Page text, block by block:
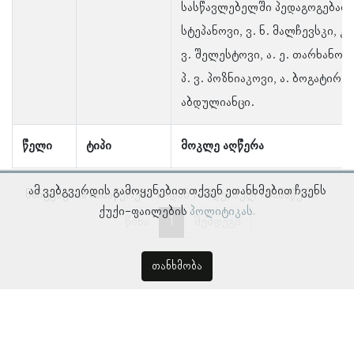
წელი ტიპი მოკლე აღწერა
სასწავლებელში პედაგოგებად
სტეპანოვი, ვ. ნ. მალჩევსკი,
ვ. შელესტოვი, ა. ე.
პ. ვ. პოზნიაკოვი, ა.
აბდულიანცი.
ნაჩვენებია ჩანაწერები 1–დან 1–მდე, სულ 1 ჩანაწერი
წინა
შემდეგი
ამ ვებგვერდის გამოყენებით თქვენ ეთანხმებით ჩვენს
ქუქი-ფაილების პოლიტიკას.
თანხმობა